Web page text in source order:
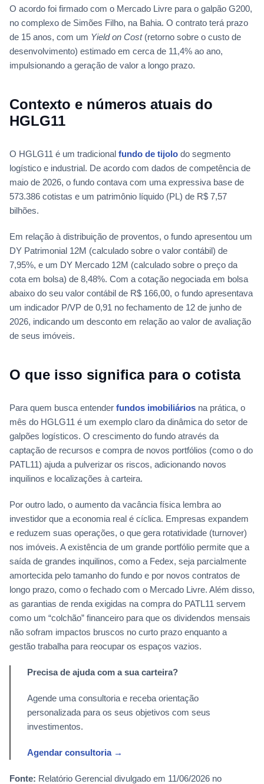
O acordo foi firmado com o Mercado Livre para o galpão G200,
no complexo de Simões Filho, na Bahia. O contrato terá prazo
de 15 anos, com um Yield on Cost(retorno sobre o custo de
desenvolvimento) estimado em cerca de 11,4% ao ano,
impulsionando a geração de valor a longo prazo.
Contexto e números atuais do
HGLG11
O HGLG11 é um tradicional fundo de tijolo do segmento
logístico e industrial. De acordo com dados de competência de
maio de 2026, o fundo contava com uma expressiva base de
573.386 cotistas e um patrimônio líquido (PL) de R$ 7,57
bilhões.
Em relação à distribuição de proventos, o fundo apresentou um
DY Patrimonial 12M (calculado sobre o valor contábil) de
7,95%, e um DY Mercado 12M (calculado sobre o preço da
cota em bolsa) de 8,48%. Com a cotação negociada em bolsa
abaixo do seu valor contábil de R$ 166,00, o fundo apresentava
um indicador P/VP de 0,91 no fechamento de 12 de junho de
2026, indicando um desconto em relação ao valor de avaliação
de seus imóveis.
O que isso significa para o cotista
Para quem busca entender fundos imobiliários na prática, o
mês do HGLG11 é um exemplo claro da dinâmica do setor de
galpões logísticos. O crescimento do fundo através da
captação de recursos e compra de novos portfólios (como o do
PATL11) ajuda a pulverizar os riscos, adicionando novos
inquilinos e localizações à carteira.
Por outro lado, o aumento da vacância física lembra ao
investidor que a economia real é cíclica. Empresas expandem
e reduzem suas operações, o que gera rotatividade (turnover)
nos imóveis. A existência de um grande portfólio permite que a
saída de grandes inquilinos, como a Fedex, seja parcialmente
amortecida pelo tamanho do fundo e por novos contratos de
longo prazo, como o fechado com o Mercado Livre. Além disso,
as garantias de renda exigidas na compra do PATL11 servem
como um “colchão” financeiro para que os dividendos mensais
não sofram impactos bruscos no curto prazo enquanto a
gestão trabalha para reocupar os espaços vazios.
Precisa de ajuda com a sua carteira?
Agende uma consultoria e receba orientação
personalizada para os seus objetivos com seus
investimentos.
Agendar consultoria →
Fonte: Relatório Gerencial divulgado em 11/06/2026 no